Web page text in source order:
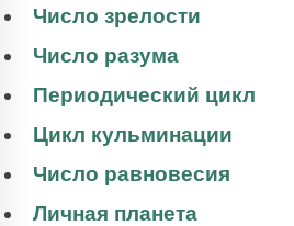
Число зрелости
Число разума
Периодический цикл
Цикл кульминации
Число равновесия
Личная планета